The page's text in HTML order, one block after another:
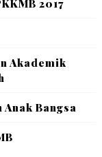
2017
Akademik
Bangsa